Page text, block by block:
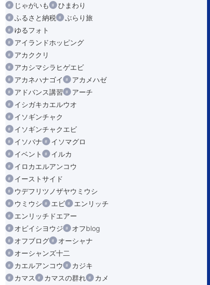
じゃがいも
ひまわり
ふるさと納税
ぶらり旅
ゆるフォト
アイランドホッピング
アカククリ
アカシマシラヒゲエビ
アカネハナゴイ
アカメハゼ
アドバンス講習
アーチ
イシガキカエルウオ
イソギンチャク
イソギンチャクエビ
イソバナ
イソマグロ
イベント
イルカ
イロカエルアンコウ
イーストサイド
ウデフリツノザヤウミウシ
ウミウシ
エビ
エンリッチ
エンリッチドエアー
オビイシヨウジ
オフblog
オフブログ
オーシャナ
オーシャンズ十二
カエルアンコウ
カジキ
カマス
カマスの群れ
カメ